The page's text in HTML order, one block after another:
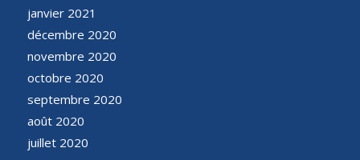
janvier 2021
décembre 2020
novembre 2020
octobre 2020
septembre 2020
août 2020
juillet 2020